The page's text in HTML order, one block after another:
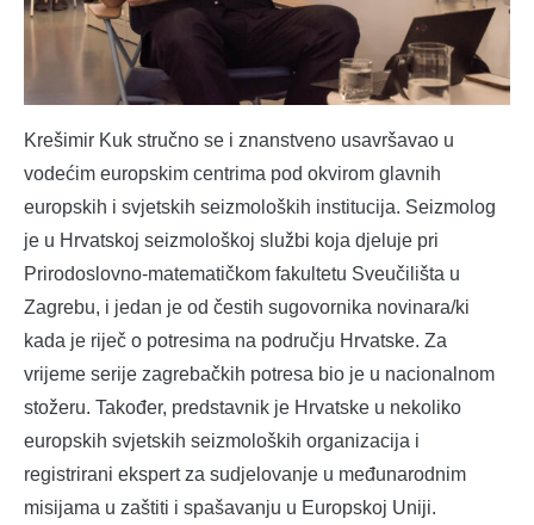
Krešimir Kuk stručno se i znanstveno usavršavao u
vodećim europskim centrima pod okvirom glavnih
europskih i svjetskih seizmoloških institucija. Seizmolog
je u Hrvatskoj seizmološkoj službi koja djeluje pri
Prirodoslovno-matematičkom fakultetu Sveučilišta u
Zagrebu, i jedan je od čestih sugovornika novinara/ki
kada je riječ o potresima na području Hrvatske. Za
vrijeme serije zagrebačkih potresa bio je u nacionalnom
stožeru. Također, predstavnik je Hrvatske u nekoliko
europskih svjetskih seizmoloških organizacija i
registrirani ekspert za sudjelovanje u međunarodnim
misijama u zaštiti i spašavanju u Europskoj Uniji.